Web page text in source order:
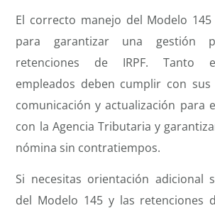
El correcto manejo del Modelo
para garantizar una gestión
retenciones de IRPF. Tanto
empleados deben cumplir con sus
comunicación y actualización para
con la Agencia Tributaria y
nómina sin contratiempos.
Si necesitas orientación adicional
del Modelo 145 y las retenciones